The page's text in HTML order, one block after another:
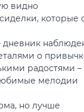
видно
которые
дневник
о
радостями
мелодии
но лучше